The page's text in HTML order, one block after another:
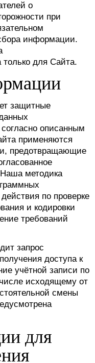
о
при
информации.
только для Сайта.
защитные
описанным
применяются
предотвращающие
методика
по проверке
и кодировки
требований
запрос
доступа к
учётной записи по
исходящему от
смены
для